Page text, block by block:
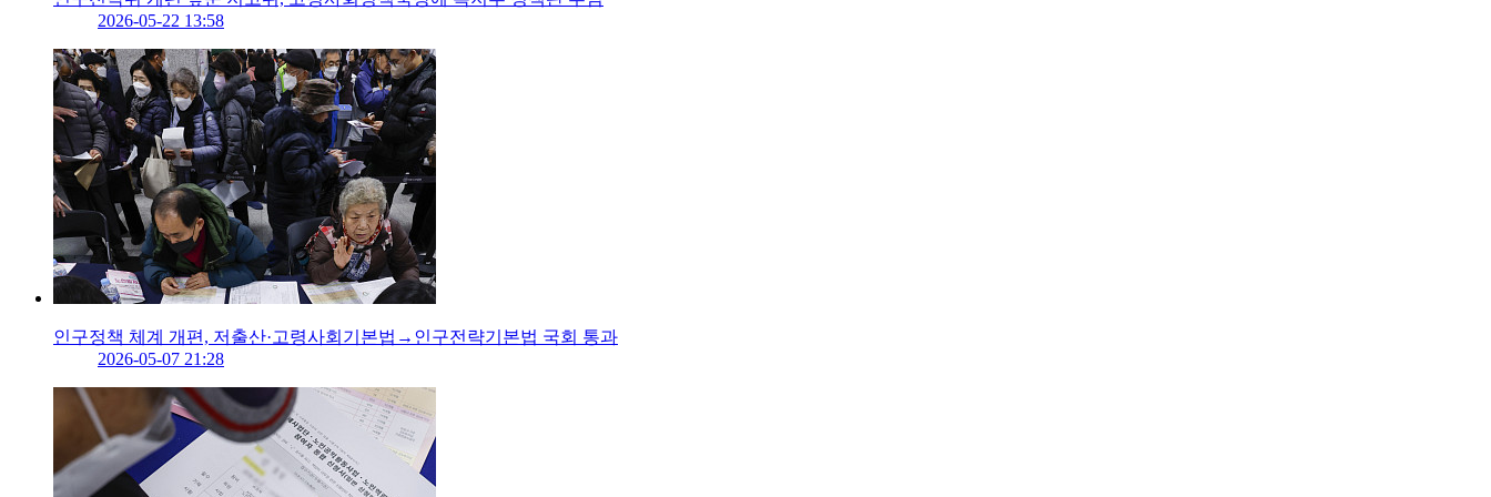
2026-05-22 13:58
인구정책 체계 개편, 저출산·고령사회기본법→인구전략기본법 국회 통과
2026-05-07 21:28